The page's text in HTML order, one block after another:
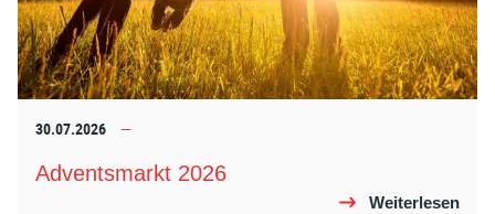
30.07.2026
Adventsmarkt 2026
Weiterlesen